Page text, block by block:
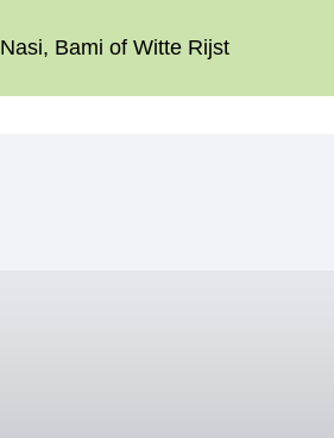
Bami of Witte Rijst